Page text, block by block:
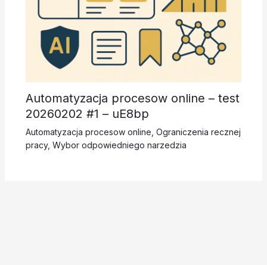
Automatyzacja procesow online – test
20260202 #1 – uE8bp
Automatyzacja procesow online Ograniczenia recznej
pracy, Wybor odpowiedniego narzedzia